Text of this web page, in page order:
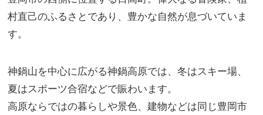
村直己のふるさとであり、豊かな自然が息づいていま
す。
神鍋山を中心に広がる神鍋高原では、冬はスキー場、
夏はスポーツ合宿などで賑わいます。
高原ならではの暮らしや景色、建物などは同じ豊岡市